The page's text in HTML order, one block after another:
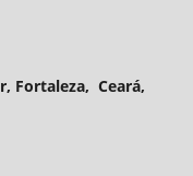
Fortaleza, Ceará,